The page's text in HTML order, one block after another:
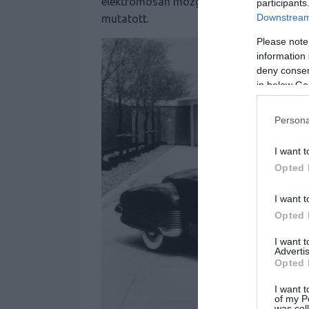
Please
information
deny
in below
I want
Opted
I want
Opted
I want
Opted
I want
of my
mutatott.